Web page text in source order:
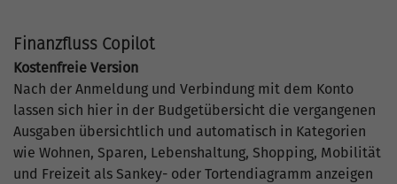
Finanzfluss Copilot
Kostenfreie Version
Nach der Anmeldung und Verbindung mit dem Konto
lassen sich hier in der Budgetübersicht die vergangenen
Ausgaben übersichtlich und automatisch in Kategorien
wie Wohnen, Sparen, Lebenshaltung, Shopping, Mobilität
und Freizeit als Sankey- oder Tortendiagramm anzeigen